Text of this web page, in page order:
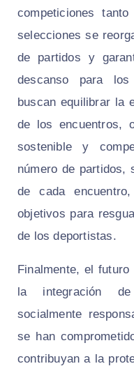
competiciones
selecciones se
de partidos y
descanso para
buscan equilibrar la
de los encuentros,
sostenible y
número de partidos,
de cada
objetivos para
de los deportistas.
Finalmente, el
la integración
socialmente
se han
contribuyan a la